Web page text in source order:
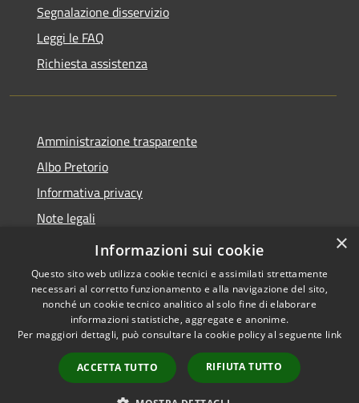
Segnalazione disservizio
Leggi le FAQ
Richiesta assistenza
Amministrazione trasparente
Albo Pretorio
Informativa privacy
Note legali
Dichiarazione di accessibilità
Accessibilità
Copyright © 2026 • Città di
Andria • Powered by
Municipium•
Accesso
redazione
×
Informazioni sui cookie
Questo sito web utilizza cookie tecnici e assimilati strettamente
necessari al corretto funzionamento e alla navigazione del sito,
nonché un cookie tecnico analitico al solo fine di elaborare
informazioni statistiche, aggregate e anonime.
Per maggiori dettagli, può consultare la cookie policy al seguente link
ACCETTA TUTTO RIFIUTA TUTTO